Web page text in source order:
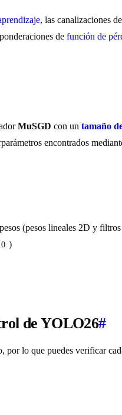
, las canalizaciones
de función de
MuSGD con un tamaño
encontrados
(pesos lineales 2D y
)
de YOLO26#
lo que puedes verificar